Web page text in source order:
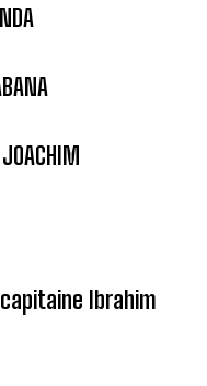
Ibrahim